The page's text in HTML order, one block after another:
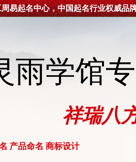
易起名中心，中国起名行业权威品牌
雨学馆
祥瑞八
产品命名 商标设计